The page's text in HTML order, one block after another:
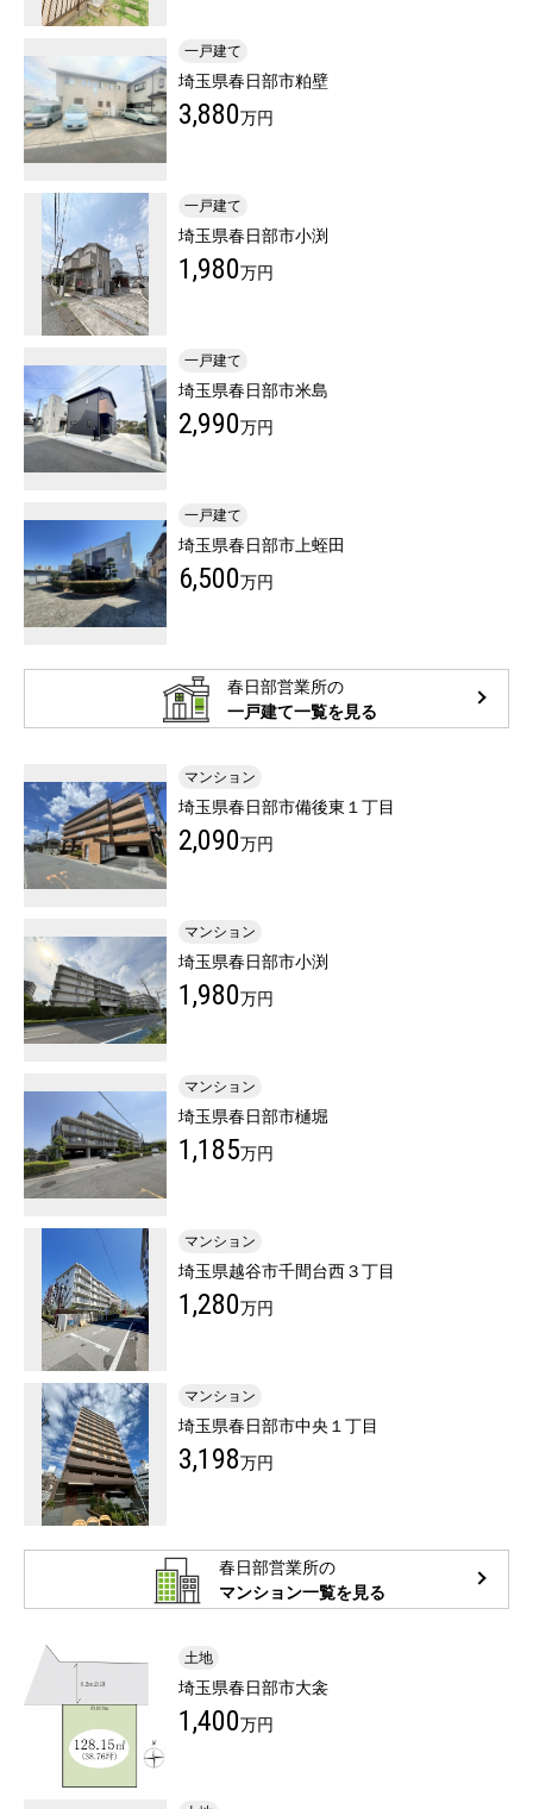
一戸建て
埼玉県春日部市粕壁
3,880万円
一戸建て
埼玉県春日部市小渕
1,980万円
一戸建て
埼玉県春日部市米島
2,990万円
一戸建て
埼玉県春日部市上蛭田
6,500万円
春日部営業所の
一戸建て一覧を見る
マンション
埼玉県春日部市備後東１丁目
2,090万円
マンション
埼玉県春日部市小渕
1,980万円
マンション
埼玉県春日部市樋堀
1,185万円
マンション
埼玉県越谷市千間台西３丁目
1,280万円
マンション
埼玉県春日部市中央１丁目
3,198万円
春日部営業所の
マンション一覧を見る
土地
埼玉県春日部市大衾
1,400万円